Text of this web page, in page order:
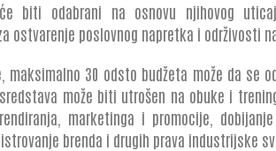
biti odabrani na osnovu njihovog
ostvarenje poslovnog napretka i održivosti
maksimalno 30 odsto budžeta može da se
može biti utrošen na obuke i
marketinga i promocije,
brenda i drugih prava industrijske